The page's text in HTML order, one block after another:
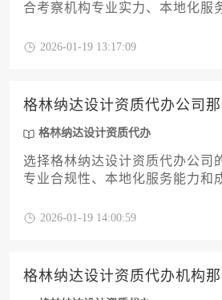
合考察机构专业实力、本地化服
客户口碑等多维度进行理性决策。
2026-01-19 13:17:09
格林纳达设计资质代办公司
格林纳达设计资质代办
选择格林纳达设计资质代办公司
专业合规性、本地化服务能力和
2026-01-19 14:00:59
格林纳达设计资质代办机构